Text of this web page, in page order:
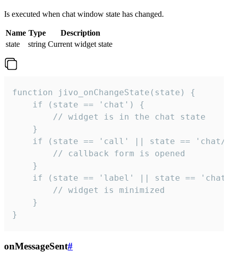
Is executed when chat window state has changed.
Name Type
Description
state
string Current widget state
function jivo_onChangeState(state) {
    if (state == 'chat') {
        // widget is in the chat state
    }
if (state == 'call' || state ==
        // callback form is opened
    }
if (state == 'label' || state ==
        // widget is minimized
    }
}
onMessageSent#